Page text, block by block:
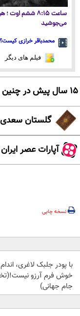
ساعت ۸:۱۵ ششم
می‌جوشید
محمدباقر خرازی
فیلم های دیگر
۱۵ سال پیش در چنین روزی
گلستان سعدی
آپارات عصر ایران
نسخه چاپی
با پودر جلبک لاغری، اندام
خوش فرم آرزو
جام جهانی)